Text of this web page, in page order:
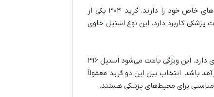
استیل‌های زنگ‌نزن در پزشکی بیشتر در دو گرید ۳۰۴ و ۳۱۶ مورد استفاده قرار می‌گیرند که هر کدام ویژگی‌ها و کاربردهای خاص خود را دارند. گرید ۳۰۴ یکی از
پزشکی کاربرد دارد. این نوع استیل حاوی
از طرف دیگر گرید ۳۱۶ که در ترکیب خود مولیبدن دارد مقاومت بیشتری در برابر خوردگی‌های شدیدتر و مواد شیمیایی قوی دارد. این ویژگی باعث می‌شود استیل ۳۱۶
باشد. انتخاب بین این دو گرید معمولاً
مناسبی برای محیط‌های پزشکی هستند.